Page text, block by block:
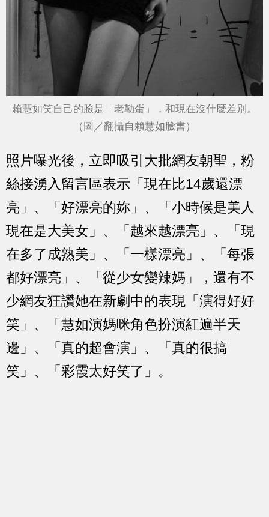
賴慧如笑自己的臉是「老勒蛋」，和現在沒什麼差別。
（圖／翻攝自賴慧如臉書）
照片曝光後，立即吸引大批網友朝聖，粉
絲接湧入留言區表示「現在比14歲還漂
亮」、「好漂亮的妳」、「小時候是美人
現在是大美女」、「越來越漂亮」、「現
在多了成熟美」、「一樣漂亮」、「每張
都好漂亮」、「從少女變辣媽」，還有不
少網友狂讚她在新劇中的表現「演得好好
笑」、「慧如演媽咪角色扮演紅遍半天
邊」、「真的超會演」、「真的很搞
笑」、「彩霞太好笑了」。